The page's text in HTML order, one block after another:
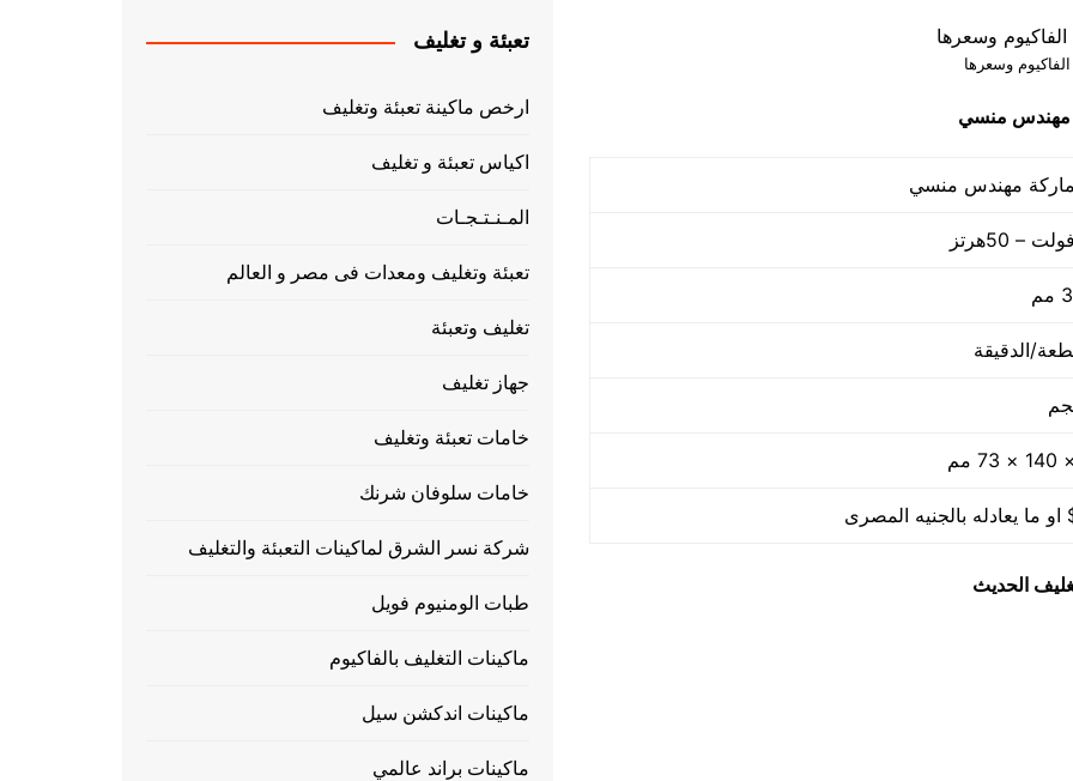
الفاكيوم وسعرها
مهندس منسي
الحديث
تعبئة و تغليف
ارخص ماكينة تعبئة وتغليف
اكياس تعبئة و تغليف
المـنـتـجـات
تعبئة وتغليف ومعدات فى مصر و العالم
تغليف وتعبئة
جهاز تغليف
خامات تعبئة وتغليف
خامات سلوفان شرنك
شركة نسر الشرق لماكينات التعبئة والتغليف
طبات الومنيوم فويل
ماكينات التغليف بالفاكيوم
ماكينات اندكشن سيل
ماكينات براند عالمي